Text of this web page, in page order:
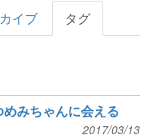
イブ タグ
みちゃんに会える
2017/03/13